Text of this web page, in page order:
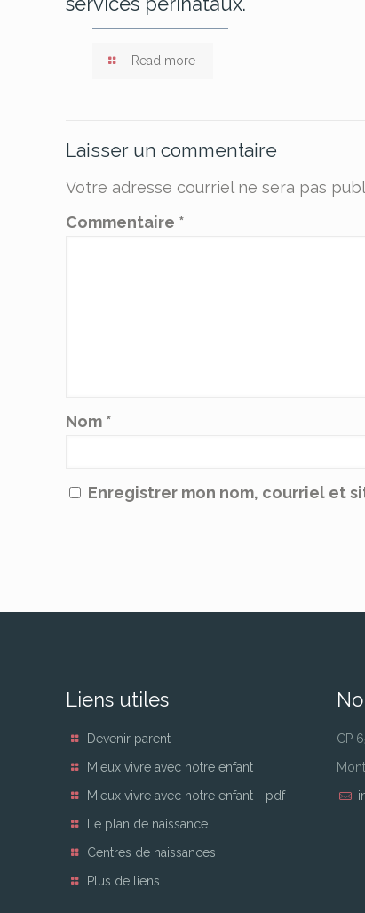
Read more
Laisser un commentaire
Votre adresse courriel ne sera pas
Commentaire *
Nom *
Enregistrer mon nom, courriel et
Liens utiles
Devenir parent
Mieux vivre avec notre enfant
Mieux vivre avec notre enfant - pdf
Le plan de naissance
Centres de naissances
Plus de liens
CP